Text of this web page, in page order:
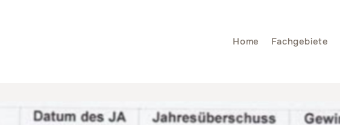
Home Fachgebiete